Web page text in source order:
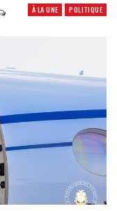
À LA UNE POLITIQUE